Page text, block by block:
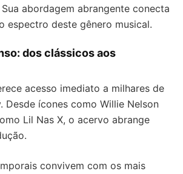
abordagem abrangente conecta
espectro deste gênero musical.
dos clássicos aos
acesso imediato a milhares de
Desde ícones como Willie Nelson
Lil Nas X, o acervo abrange
convivem com os mais